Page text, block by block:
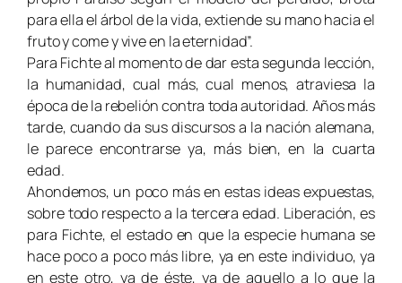
para ella el árbol de la vida, extiende su mano hacia el
fruto y come y vive en la eternidad”.
Para Fichte al momento de dar esta segunda lección,
la humanidad, cual más, cual menos, atraviesa la
época de la rebelión contra toda autoridad. Años más
tarde, cuando da sus discursos a la nación alemana,
le parece encontrarse ya, más bien, en la cuarta
edad.
Ahondemos, un poco más en estas ideas expuestas,
sobre todo respecto a la tercera edad. Liberación, es
para Fichte, el estado en que la especie humana se
hace poco a poco más libre, ya en este individuo, ya
en este otro, ya de éste, ya de aquello a lo que la